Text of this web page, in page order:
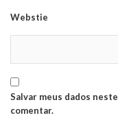
Webstie
Salvar meus dados
comentar.